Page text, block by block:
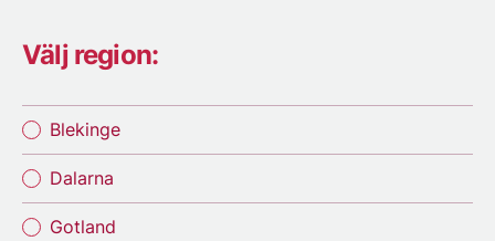
Välj region:
Blekinge
Dalarna
Gotland